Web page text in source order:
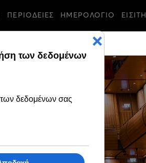
ΠΕΡΙΟΔΕΙΕΣ ΗΜΕΡΟΛΟΓΙΟ